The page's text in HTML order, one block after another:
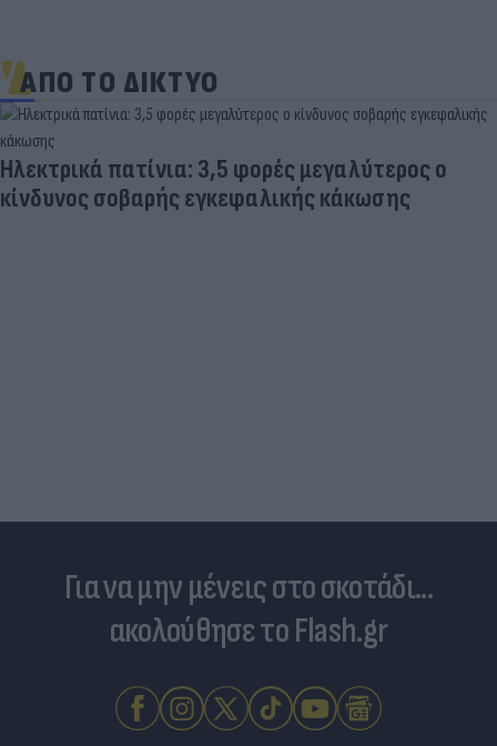
ΑΠΟ ΤΟ ΔΙΚΤΥΟ
Για να μην μένεις στο σκοτάδι...
ακολούθησε το Flash.gr